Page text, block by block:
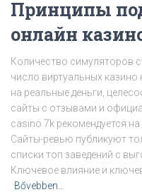
Принципы
онлайн
Количество симуляторов
число виртуальных
на реальные деньги,
сайты с отзывами и
casino 7k рекомендуется
Сайты-ревью публикуют
списки топ заведений с
Ключевое влияние и
Bővebben…